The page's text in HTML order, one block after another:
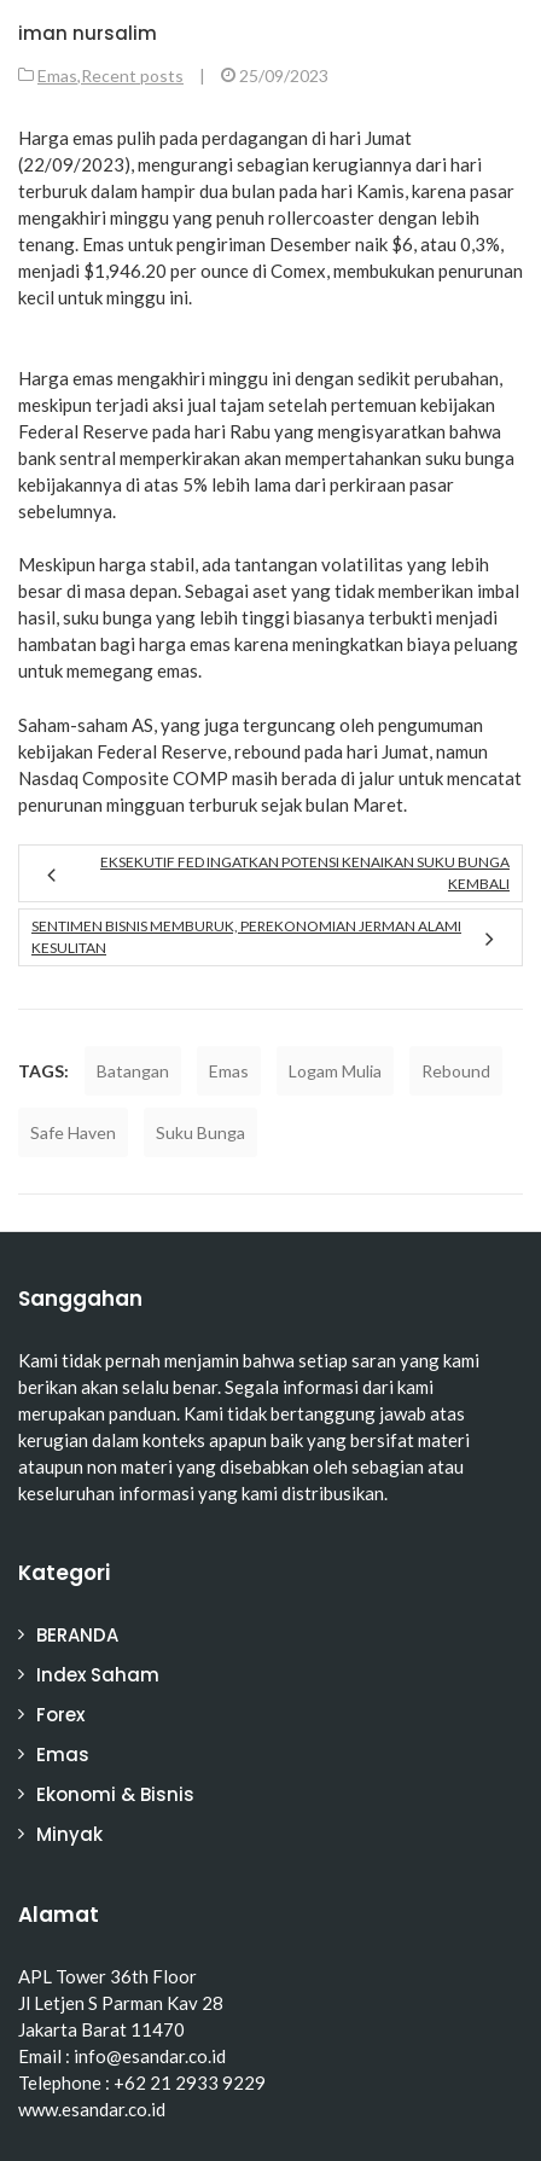
iman nursalim
Emas,Recent posts | 25/09/2023
Harga emas pulih pada perdagangan di hari Jumat
(22/09/2023), mengurangi sebagian kerugiannya dari hari
terburuk dalam hampir dua bulan pada hari Kamis, karena pasar
mengakhiri minggu yang penuh rollercoaster dengan lebih
tenang. Emas untuk pengiriman Desember naik $6, atau 0,3%,
menjadi $1,946.20 per ounce di Comex, membukukan penurunan
kecil untuk minggu ini.
Harga emas mengakhiri minggu ini dengan sedikit perubahan,
meskipun terjadi aksi jual tajam setelah pertemuan kebijakan
Federal Reserve pada hari Rabu yang mengisyaratkan bahwa
bank sentral memperkirakan akan mempertahankan suku bunga
kebijakannya di atas 5% lebih lama dari perkiraan pasar
sebelumnya.
Meskipun harga stabil, ada tantangan volatilitas yang lebih
besar di masa depan. Sebagai aset yang tidak memberikan imbal
hasil, suku bunga yang lebih tinggi biasanya terbukti menjadi
hambatan bagi harga emas karena meningkatkan biaya peluang
untuk memegang emas.
Saham-saham AS, yang juga terguncang oleh pengumuman
kebijakan Federal Reserve, rebound pada hari Jumat, namun
Nasdaq Composite COMP masih berada di jalur untuk mencatat
penurunan mingguan terburuk sejak bulan Maret.
EKSEKUTIF FED INGATKAN POTENSI KENAIKAN SUKU BUNGA
KEMBALI
SENTIMEN BISNIS MEMBURUK, PEREKONOMIAN JERMAN ALAMI
KESULITAN
TAGS: Batangan Emas Logam Mulia Rebound
Safe Haven Suku Bunga
Sanggahan
Kami tidak pernah menjamin bahwa setiap saran yang kami
berikan akan selalu benar. Segala informasi dari kami
merupakan panduan. Kami tidak bertanggung jawab atas
kerugian dalam konteks apapun baik yang bersifat materi
ataupun non materi yang disebabkan oleh sebagian atau
keseluruhan informasi yang kami distribusikan.
Kategori
BERANDA
Index Saham
Forex
Emas
Ekonomi & Bisnis
Minyak
Alamat
APL Tower 36th Floor
Jl Letjen S Parman Kav 28
Jakarta Barat 11470
Email : info@esandar.co.id
Telephone : +62 21 2933 9229
www.esandar.co.id